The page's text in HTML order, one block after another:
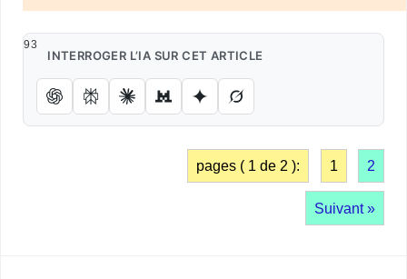
93
INTERROGER L’IA SUR CET ARTICLE
pages ( 1 de 2 ): 1 2
Suivant »